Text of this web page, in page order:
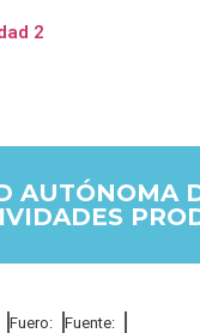
2
AUTÓNOMA
Fuero: Fuente: